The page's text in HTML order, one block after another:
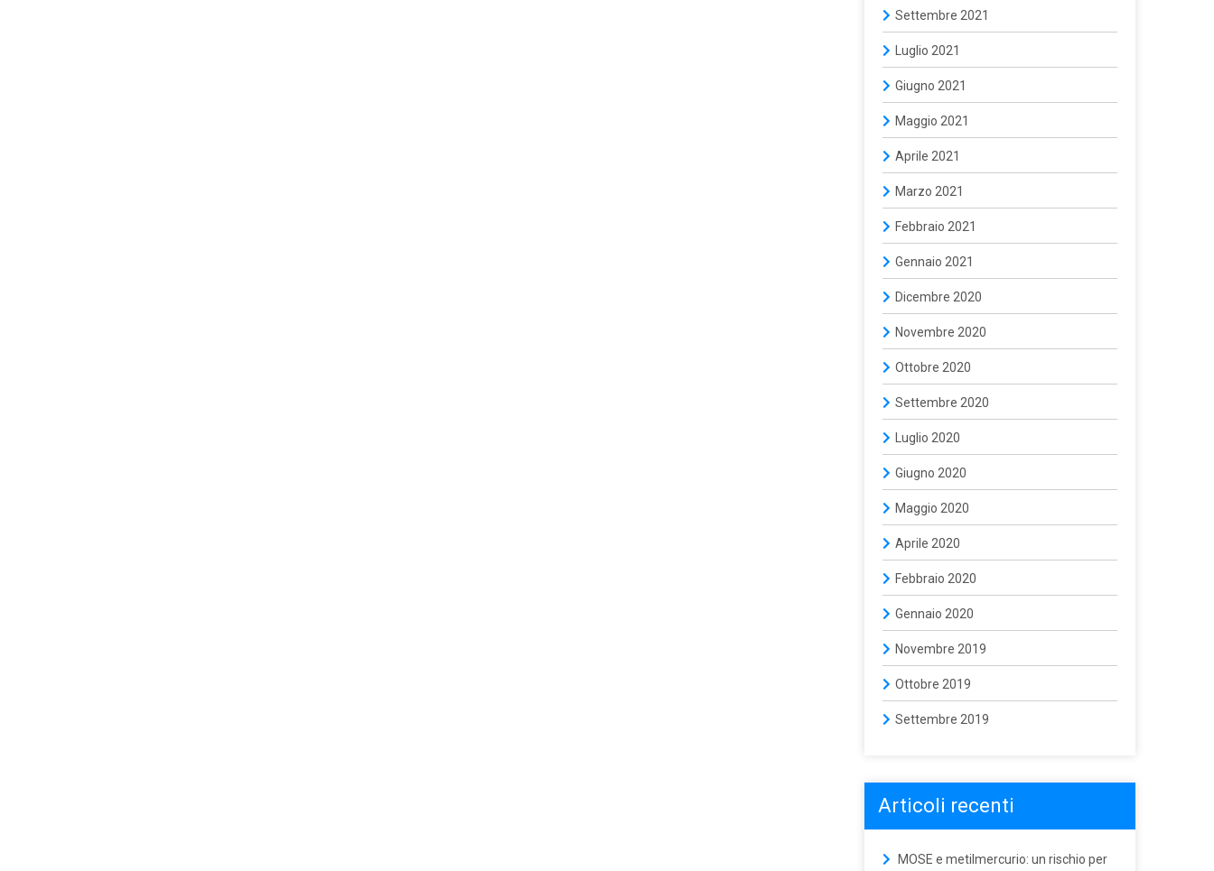
Settembre 2021
Luglio 2021
Giugno 2021
Maggio 2021
Aprile 2021
Marzo 2021
Febbraio 2021
Gennaio 2021
Dicembre 2020
Novembre 2020
Ottobre 2020
Settembre 2020
Luglio 2020
Giugno 2020
Maggio 2020
Aprile 2020
Febbraio 2020
Gennaio 2020
Novembre 2019
Ottobre 2019
Settembre 2019
Articoli recenti
MOSE e metilmercurio: un rischio per